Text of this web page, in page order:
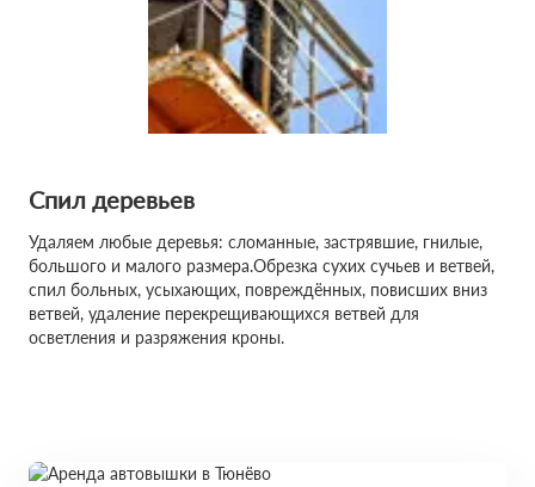
Спил деревьев
Удаляем любые деревья: сломанные, застрявшие, гнилые,
большого и малого размера.Обрезка сухих сучьев и ветвей,
спил больных, усыхающих, повреждённых, повисших вниз
ветвей, удаление перекрещивающихся ветвей для
осветления и разряжения кроны.